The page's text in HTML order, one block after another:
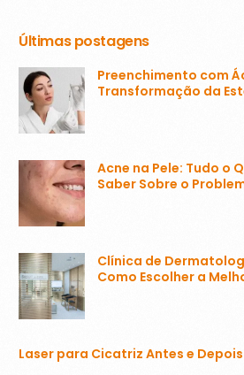
Últimas postagens
Preenchimento com
Transformação da
Acne na Pele: Tudo o
Saber Sobre o
Clínica de
Como Escolher a
Laser para Cicatriz Antes e Depois